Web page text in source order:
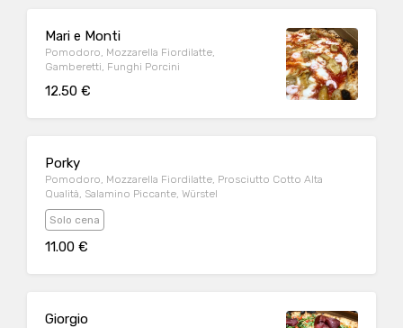
Mari e Monti
Pomodoro, Mozzarella Fiordilatte,
Gamberetti, Funghi Porcini
12.50 €
Porky
Pomodoro, Mozzarella Fiordilatte, Prosciutto Cotto Alta
Qualità, Salamino Piccante, Würstel
Solo cena
11.00 €
Giorgio